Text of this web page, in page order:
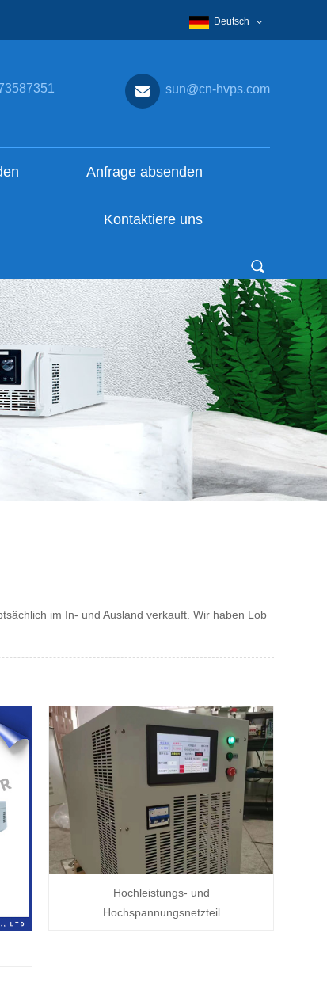
Deutsch
sun@cn-hvps.com
Anfrage absenden
Kontaktiere uns
im In- und Ausland verkauft. Wir haben Lob
Hochleistungs- und
Hochspannungsnetzteil